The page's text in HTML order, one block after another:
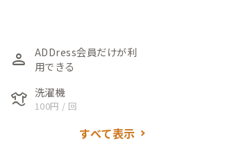
とスキップフロア。1階
楽しむのにぴったりの場
ースやリラックスできる
やキッチンカウンターに
person
ADDress会員だけが利
用できる
laundry 洗濯機
100円 / 回
すべて表示